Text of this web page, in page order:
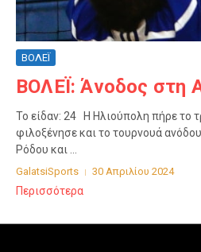
ΒΟΛΕΪ
ΒΟΛΕΪ: Άνοδος στη
Το είδαν: 24 Η Ηλιούπολη πήρε το
φιλοξένησε και το τουρνουά
Ρόδου και ...
GalatsiSports 30 Απριλίου 2024
Περισσότερα